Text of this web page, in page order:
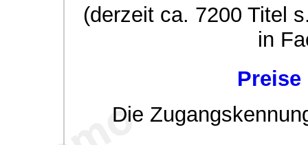
(derzeit ca. 7200 Titel
in
Die